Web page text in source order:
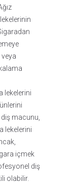
veya
lekelerini
macunu,
lekelerini
içmek
diş
olabilir.